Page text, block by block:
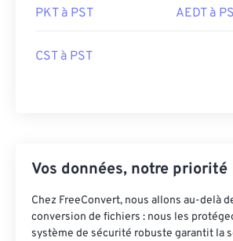
PKT à PST AEDT à
CST à PST
Vos données, notre priorité
Chez FreeConvert, nous allons au-delà
conversion de fichiers : nous les
système de sécurité robuste garantit la